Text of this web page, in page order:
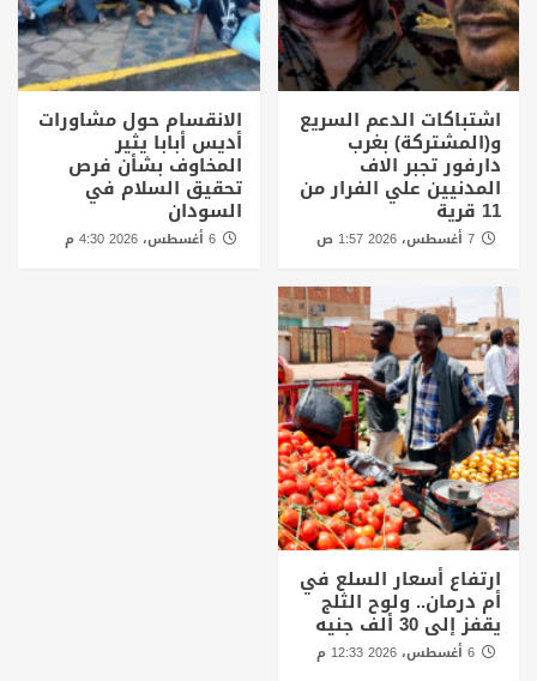
اشتباكات الدعم السريع
و(المشتركة) بغرب
دارفور تجبر الاف
المدنيين علي الفرار من
11 قرية
الانقسام حول مشاورات
أديس أبابا يثير
المخاوف بشأن فرص
تحقيق السلام في
السودان
6 أغسطس، 2026 4:30 م
ارتفاع أسعار السلع في
أم درمان.. ولوح الثلج
يقفز إلى 30 ألف جنيه